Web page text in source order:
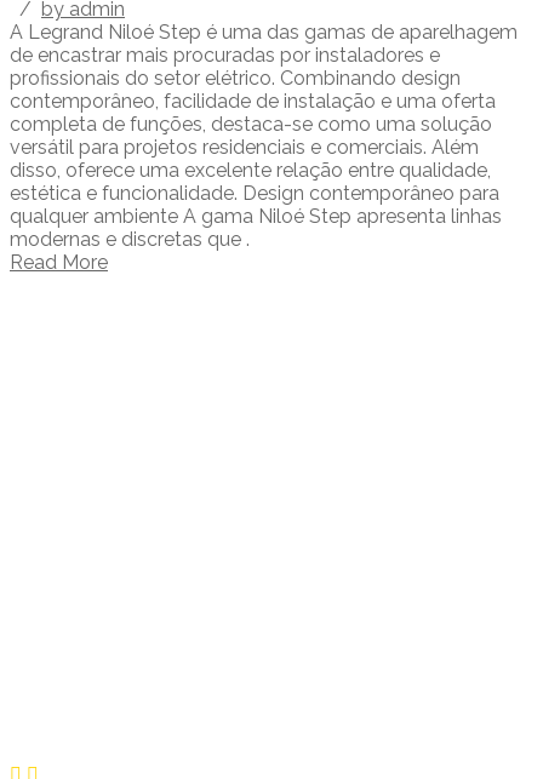
/ by admin
A Legrand Niloé Step é uma das gamas de aparelhagem
de encastrar mais procuradas por instaladores e
profissionais do setor elétrico. Combinando design
contemporâneo, facilidade de instalação e uma oferta
completa de funções, destaca-se como uma solução
versátil para projetos residenciais e comerciais. Além
disso, oferece uma excelente relação entre qualidade,
estética e funcionalidade. Design contemporâneo para
qualquer ambiente A gama Niloé Step apresenta linhas
modernas e discretas que .
Read More